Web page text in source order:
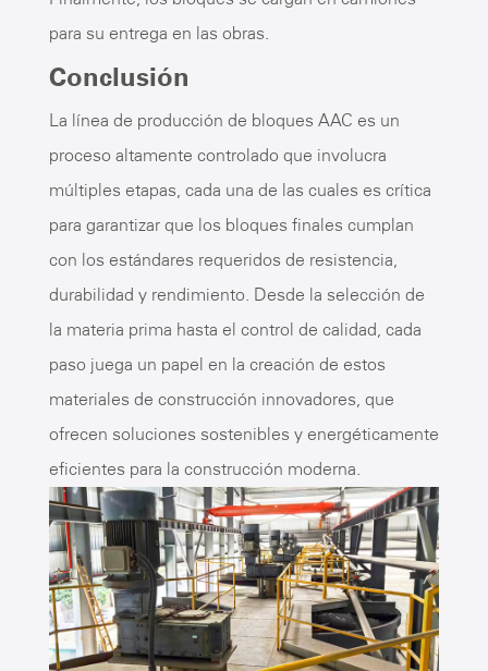
para su entrega en las obras.
Conclusión
La línea de producción de bloques AAC es un
proceso altamente controlado que involucra
múltiples etapas, cada una de las cuales es crítica
para garantizar que los bloques finales cumplan
con los estándares requeridos de resistencia,
durabilidad y rendimiento. Desde la selección de
la materia prima hasta el control de calidad, cada
paso juega un papel en la creación de estos
materiales de construcción innovadores, que
ofrecen soluciones sostenibles y energéticamente
eficientes para la construcción moderna.